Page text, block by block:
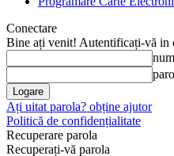
Conectare
Bine ați venit! Autentificați-vă in
Ați uitat parola? obține ajutor
Politică de confidențialitate
Recuperare parola
Recuperați-vă parola